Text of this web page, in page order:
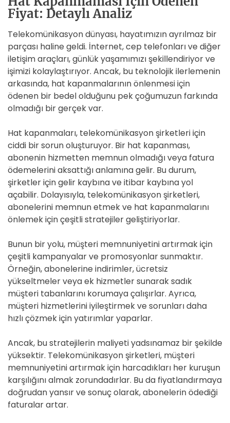
Fiyat: Detaylı Analiz
Telekomünikasyon dünyası, hayatımızın ayrılmaz bir
parçası haline geldi. İnternet, cep telefonları ve diğer
iletişim araçları, günlük yaşamımızı şekillendiriyor ve
işimizi kolaylaştırıyor. Ancak, bu teknolojik ilerlemenin
arkasında, hat kapanmalarının önlenmesi için
ödenen bir bedel olduğunu pek çoğumuzun farkında
olmadığı bir gerçek var.
Hat kapanmaları, telekomünikasyon şirketleri için
ciddi bir sorun oluşturuyor. Bir hat kapanması,
abonenin hizmetten memnun olmadığı veya fatura
ödemelerini aksattığı anlamına gelir. Bu durum,
şirketler için gelir kaybına ve itibar kaybına yol
açabilir. Dolayısıyla, telekomünikasyon şirketleri,
abonelerini memnun etmek ve hat kapanmalarını
önlemek için çeşitli stratejiler geliştiriyorlar.
Bunun bir yolu, müşteri memnuniyetini artırmak için
çeşitli kampanyalar ve promosyonlar sunmaktır.
Örneğin, abonelerine indirimler, ücretsiz
yükseltmeler veya ek hizmetler sunarak sadık
müşteri tabanlarını korumaya çalışırlar. Ayrıca,
müşteri hizmetlerini iyileştirmek ve sorunları daha
hızlı çözmek için yatırımlar yaparlar.
Ancak, bu stratejilerin maliyeti yadsınamaz bir şekilde
yüksektir. Telekomünikasyon şirketleri, müşteri
memnuniyetini artırmak için harcadıkları her kuruşun
karşılığını almak zorundadırlar. Bu da fiyatlandırmaya
doğrudan yansır ve sonuç olarak, abonelerin ödediği
faturalar artar.